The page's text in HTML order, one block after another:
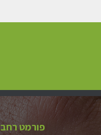
פורמט רחב